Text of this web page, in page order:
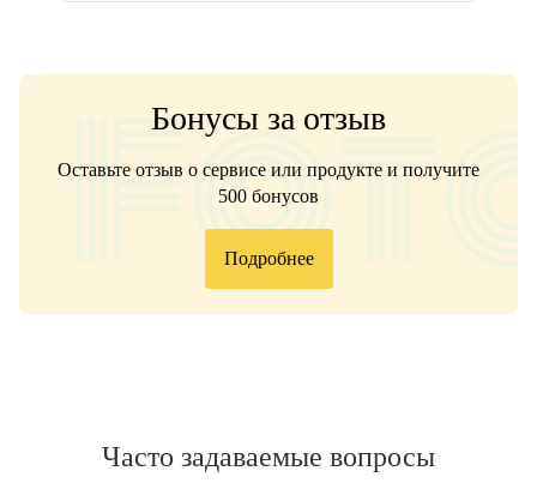
Бонусы за отзыв
Оставьте отзыв о сервисе или продукте и получите
500 бонусов
Подробнее
Часто задаваемые вопросы